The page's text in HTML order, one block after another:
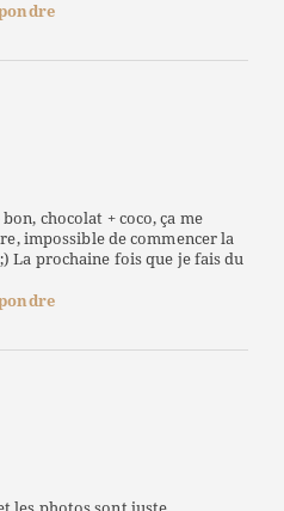
chocolat + coco, ça me
impossible de commencer la
La prochaine fois que je fais du